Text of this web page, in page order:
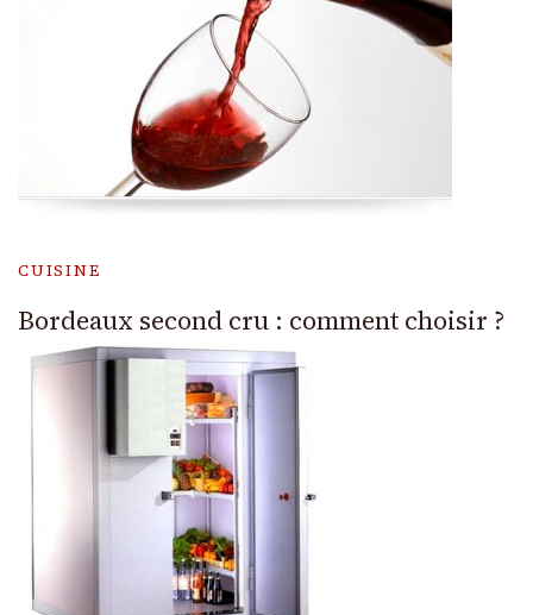
CUISINE
Bordeaux second cru : comment choisir ?